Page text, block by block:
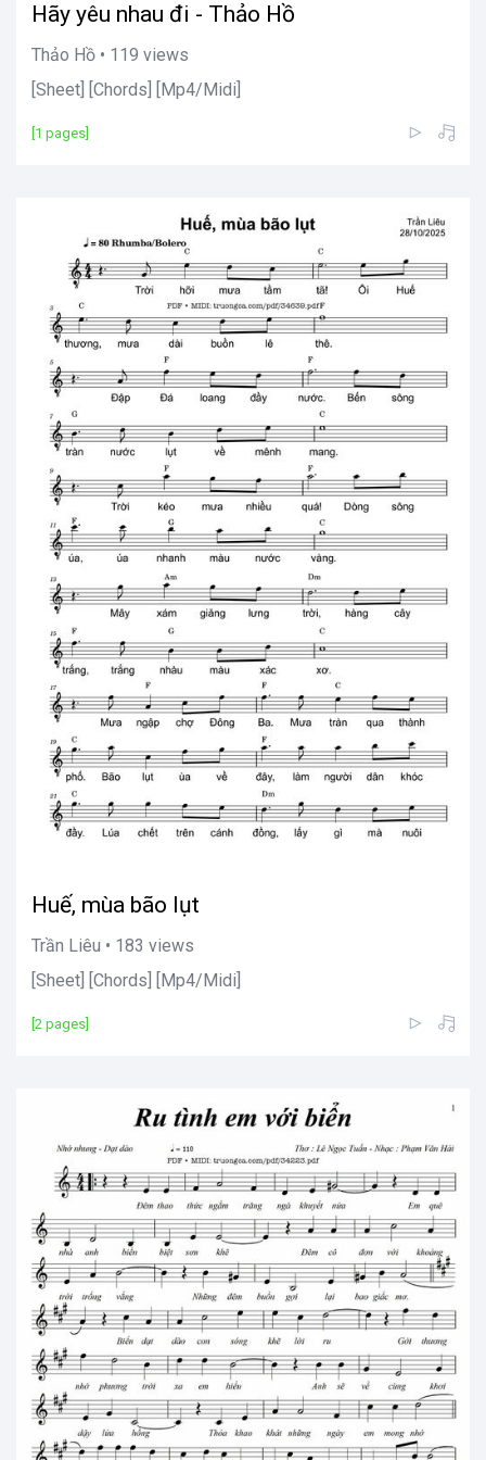
Hãy yêu nhau đi - Thảo Hồ
Thảo Hồ • 119 views
[Sheet] [Chords] [Mp4/Midi]
[1 pages]
Huế, mùa bão lụt
Trần Liêu • 183 views
[Sheet] [Chords] [Mp4/Midi]
[2 pages]